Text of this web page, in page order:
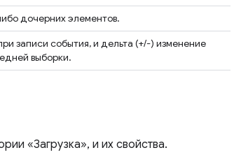
дочерних элементов.
записи события, и дельта (+/-) изменение
выборки.
«Загрузка», и их свойства.